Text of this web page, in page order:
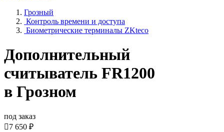
Грозный
Контроль времени и доступа
Биометрические терминалы ZKteco
Дополнительный
считыватель FR1200
в Грозном
под заказ
7 650 ₽